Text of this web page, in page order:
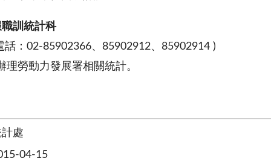
訓統計科
話：02-85902366、85902912、85902914 )
勞動力發展署相關統計。
處
04-15